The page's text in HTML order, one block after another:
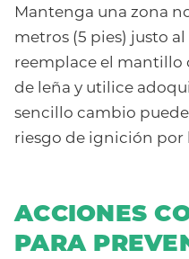
Mantenga una zona
metros (5 pies) justo al
reemplace el mantillo
de leña y utilice
sencillo cambio
riesgo de ignición por
ACCIONES
PARA